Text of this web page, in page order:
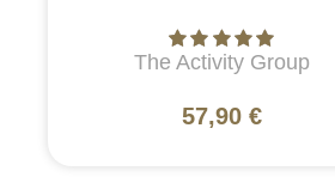
The Activity Group
57,90 €